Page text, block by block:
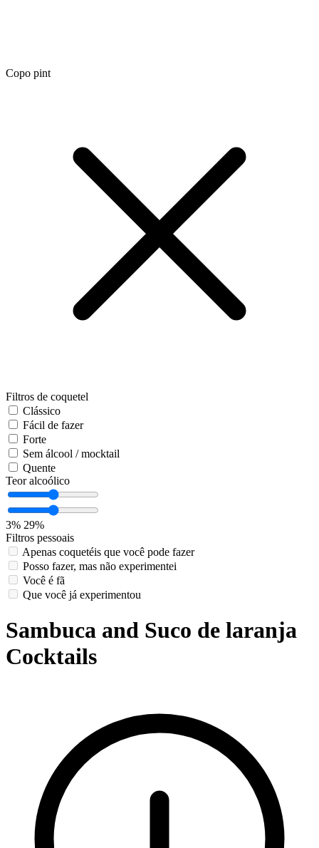
Copo pint
Filtros de coquetel
Clássico
Fácil de fazer
Forte
Sem álcool / mocktail
Quente
Teor alcoólico
3% 29%
Filtros pessoais
Apenas coquetéis que você pode fazer
Posso fazer, mas não experimentei
Você é fã
Que você já experimentou
Sambuca and Suco de laranja
Cocktails